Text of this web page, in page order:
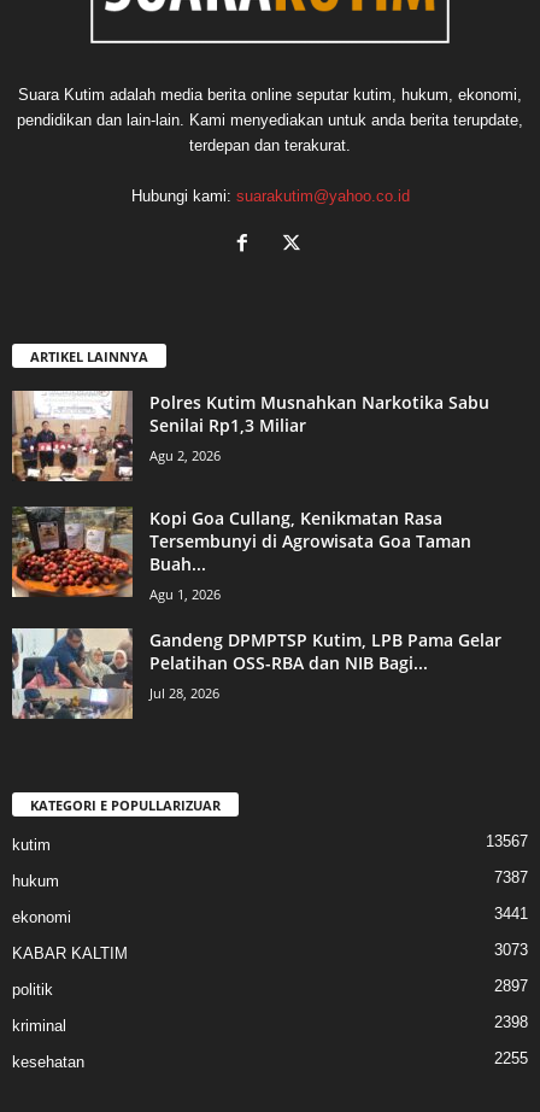
Suara Kutim adalah media berita online seputar kutim, hukum, ekonomi,
pendidikan dan lain-lain. Kami menyediakan untuk anda berita terupdate,
terdepan dan terakurat.
Hubungi kami: suarakutim@yahoo.co.id
ARTIKEL LAINNYA
Polres Kutim Musnahkan Narkotika Sabu
Senilai Rp1,3 Miliar
Agu 2, 2026
Kopi Goa Cullang, Kenikmatan Rasa
Tersembunyi di Agrowisata Goa Taman
Buah...
Agu 1, 2026
Gandeng DPMPTSP Kutim, LPB Pama Gelar
Pelatihan OSS-RBA dan NIB Bagi...
Jul 28, 2026
KATEGORI E POPULLARIZUAR
kutim 13567
hukum 7387
ekonomi 3441
KABAR KALTIM 3073
politik 2897
kriminal 2398
kesehatan 2255